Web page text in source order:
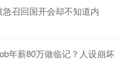
召回国开会却不知道内
年薪80万做临记？人设崩坏